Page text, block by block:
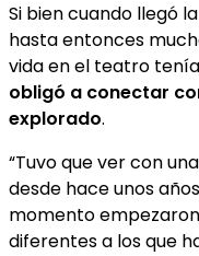
Si bien cuando llegó
hasta entonces
vida en el teatro
obligó a conectar
explorado.
“Tuvo que ver con
desde hace unos
momento
diferentes a los que